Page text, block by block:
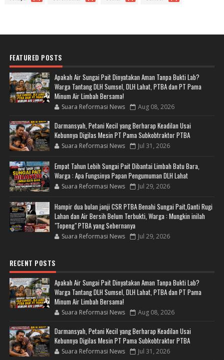
FEATURED POSTS
Apakah Air Sungai Pait Dinyatakan Aman Tanpa Bukti Lab?
Warga Tantang DLH Sumsel, DLH Lahat, PTBA dan PT Pama
Minum Air Limbah Bersama!
Suara Reformasi News Aug 08, 2026
Darmansyah, Petani Kecil yang Berharap Keadilan Usai
Kebunnya Digilas Mesin PT Pama Subkobtraktor PTBA
Suara Reformasi News Jul 31, 2026
Empat Tahun Lebih Sungai Pait Dibantai Limbah Batu Bara,
Warga : Apa Fungsinya Papan Pengumuman DLH Lahat
Suara Reformasi News Jul 29, 2026
Hampir dua bulan janji CSR PTBA Benahi Sungai Pait,Ganti Rugi
Lahan dan Air Bersih Belum Terbukti, Warga : Mungkin inilah
"Topeng" PTBA yang Sebernanya
Suara Reformasi News Jul 29, 2026
RECENT POSTS
Apakah Air Sungai Pait Dinyatakan Aman Tanpa Bukti Lab?
Warga Tantang DLH Sumsel, DLH Lahat, PTBA dan PT Pama
Minum Air Limbah Bersama!
Suara Reformasi News Aug 08, 2026
Darmansyah, Petani Kecil yang Berharap Keadilan Usai
Kebunnya Digilas Mesin PT Pama Subkobtraktor PTBA
Suara Reformasi News Jul 31, 2026